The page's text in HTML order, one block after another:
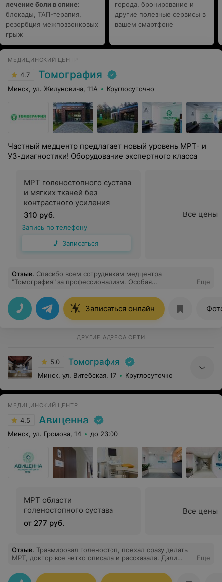
лечение боли в спине:
блокады, ТАП-терапия,
резорбция межпозвонковых
грыж
города, бронирование и
другие полезные сервисы в
вашем смартфоне
МЕДИЦИНСКИЙ ЦЕНТР
4.7 Томография
Минск, ул. Жилуновича, 11А Круглосуточно
Частный медцентр предлагает новый уровень МРТ- и
УЗ-диагностики! Оборудование экспертного класса
МРТ голеностопного сустава
и мягких тканей без
контрастного усиления
310 руб.
Запись по телефону
Записаться
Все цены
Отзыв. Спасибо всем сотрудникам медцентра
"Томография" за профессионализм. Особая
Викторовне, которая вот уже несколько лет помогает
справляться мне с моими проблемами. Это
Профессионал с большой буквы, грамотный
специалист, чуткий и отзывчивый человек.
Еще
Записаться онлайн
ДРУГИЕ АДРЕСА СЕТИ
5.0 Томография
Минск, ул. Витебская, 17 Круглосуточно
МЕДИЦИНСКИЙ ЦЕНТР
4.5 Авиценна
Минск, ул. Громова, 14 до 23:00
МРТ области
голеностопного сустава
от 277 руб.
Все цены
Отзыв. Травмировал голеностоп, поехал сразу делать
МРТ, доктор все четко описала и рассказала. Дали
вставлять, но травматологу хватило заключения. После
Еще